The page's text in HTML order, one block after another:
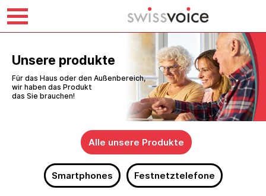
content
Unsere produkte
Für das Haus oder den Außenbereich,
wir haben das Produkt
das Sie brauchen!
Alle unsere Produkte
Smartphones Festnetztelefone